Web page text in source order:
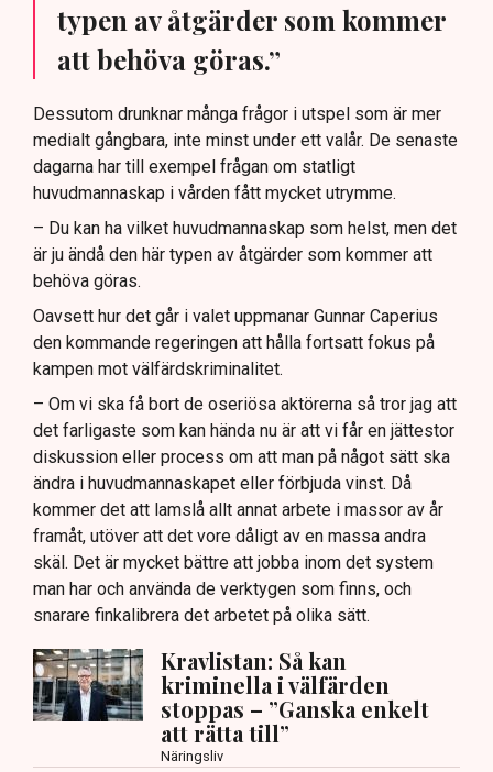
typen av åtgärder som kommer
att behöva göras.”
Dessutom drunknar många frågor i utspel som är mer
medialt gångbara, inte minst under ett valår. De senaste
dagarna har till exempel frågan om statligt
huvudmannaskap i vården fått mycket utrymme.
– Du kan ha vilket huvudmannaskap som helst, men det
är ju ändå den här typen av åtgärder som kommer att
behöva göras.
Oavsett hur det går i valet uppmanar Gunnar Caperius
den kommande regeringen att hålla fortsatt fokus på
kampen mot välfärdskriminalitet.
– Om vi ska få bort de oseriösa aktörerna så tror jag att
det farligaste som kan hända nu är att vi får en jättestor
diskussion eller process om att man på något sätt ska
ändra i huvudmannaskapet eller förbjuda vinst. Då
kommer det att lamslå allt annat arbete i massor av år
framåt, utöver att det vore dåligt av en massa andra
skäl. Det är mycket bättre att jobba inom det system
man har och använda de verktygen som finns, och
snarare finkalibrera det arbetet på olika sätt.
Kravlistan: Så kan
kriminella i välfärden
stoppas – ”Ganska enkelt
att rätta till”
Näringsliv